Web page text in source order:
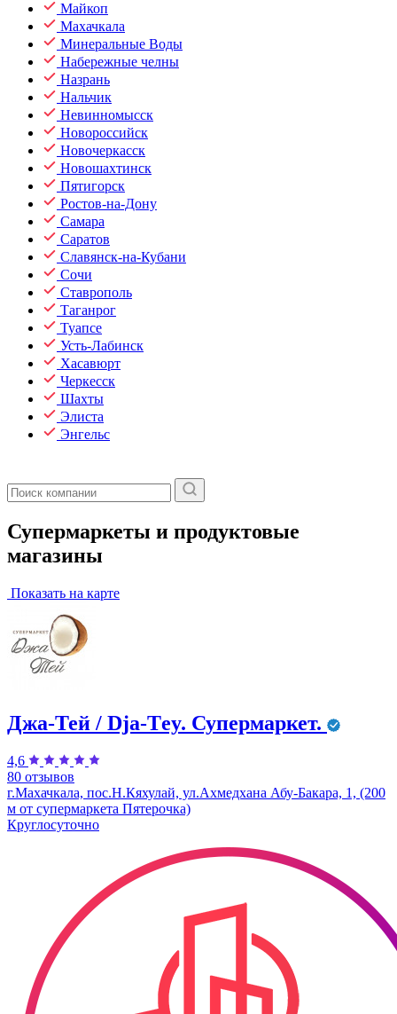
Майкоп
Махачкала
Минеральные Воды
Набережные челны
Назрань
Нальчик
Невинномысск
Новороссийск
Новочеркасск
Новошахтинск
Пятигорск
Ростов-на-Дону
Самара
Саратов
Славянск-на-Кубани
Сочи
Ставрополь
Таганрог
Туапсе
Усть-Лабинск
Хасавюрт
Черкесск
Шахты
Элиста
Энгельс
Супермаркеты и продуктовые
магазины
Показать на карте
Джа-Тей / Dja-Тey. Супермаркет.
4,6
80 отзывов
г.Махачкала, пос.Н.Кяхулай, ул.Ахмедхана Абу-Бакара, 1, (200
м от супермаркета Пятерочка)
Круглосуточно